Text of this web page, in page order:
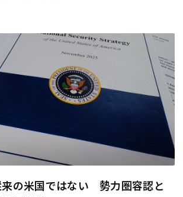
来の米国ではない 勢力圏容認と